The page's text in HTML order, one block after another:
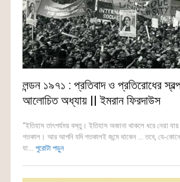
লন্ডন ১৯৭১ : প্রতিবাদ ও প্রতিরোধের
আলোচিত অধ্যায় || ইমরান ফিরদাউস
“ইতিহাস তাৎপর্যময় বস্তু। ইতিহাস অজানা থাকলে ধরে নেয়া
গতকাল। আর আপনি যদি গতকালই জন্মে থাকেন … তবে, যে-
যা... পুরোটা পড়ুন